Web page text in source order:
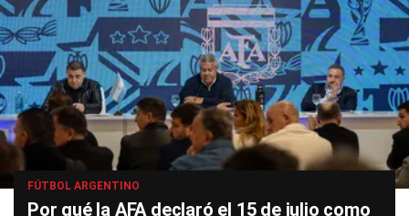
FÚTBOL ARGENTINO
Por qué la AFA declaró el 15 de julio como